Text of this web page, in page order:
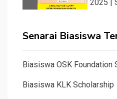
2025 |
Senarai Biasiswa
Biasiswa OSK Foundation
Biasiswa KLK Scholarship